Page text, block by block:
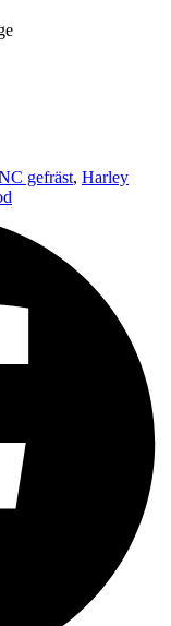
gefräst, Harley